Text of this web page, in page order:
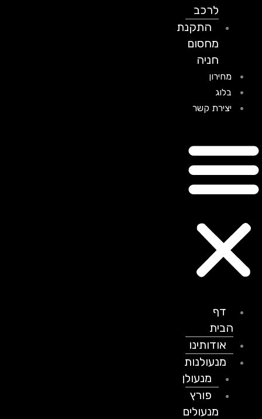
לרכב
התקנת
מחסום
חניה
מחירון
בלוג
יצירת קשר
דף
הבית
אודותינו
מנעולנות
מנעולן
פורץ
מנעולים